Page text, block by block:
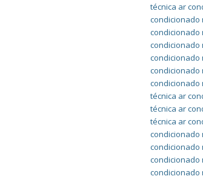
técnica ar
condicionado
condicionado
condicionado
condicionado
condicionado
condicionado
técnica ar
técnica ar
técnica ar
condicionado
condicionado
condicionado
condicionado